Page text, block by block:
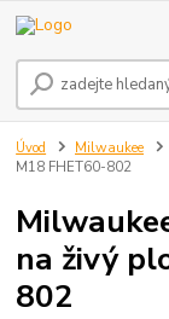
Úvod Milwaukee
M18 FHET60-802
na živý
802